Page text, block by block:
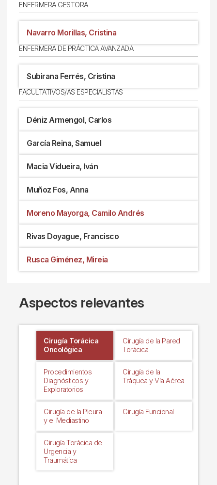
ENFERMERA GESTORA
Navarro Morillas, Cristina
ENFERMERA DE PRÁCTICA AVANZADA
Subirana Ferrés, Cristina
FACULTATIVOS/AS ESPECIALISTAS
Déniz Armengol, Carlos
García Reina, Samuel
Macia Vidueira, Iván
Muñoz Fos, Anna
Moreno Mayorga, Camilo Andrés
Rivas Doyague, Francisco
Rusca Giménez, Mireia
Aspectos relevantes
Cirugía Torácica
Oncológica
Cirugía de la Pared
Torácica
Procedimientos
Diagnósticos y
Exploratorios
Cirugía de la
Tráquea y Vía Aérea
Cirugía de la Pleura
y el Mediastino
Cirugía Funcional
Cirugía Torácica de
Urgencia y
Traumática